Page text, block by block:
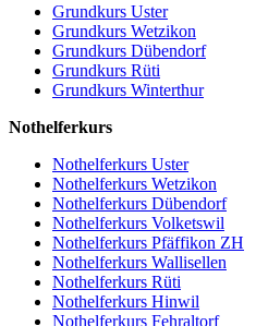
Grundkurs Uster
Grundkurs Wetzikon
Grundkurs Dübendorf
Grundkurs Rüti
Grundkurs Winterthur
Nothelferkurs
Nothelferkurs Uster
Nothelferkurs Wetzikon
Nothelferkurs Dübendorf
Nothelferkurs Volketswil
Nothelferkurs Pfäffikon ZH
Nothelferkurs Wallisellen
Nothelferkurs Rüti
Nothelferkurs Hinwil
Nothelferkurs Fehraltorf